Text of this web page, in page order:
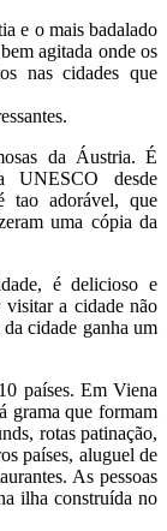
e o mais badalado
agitada onde os
nas cidades que
da Áustria. É
UNESCO desde
tao adorável, que
uma cópia da
é delicioso e
visitar a cidade não
cidade ganha um
países. Em Viena
grama que formam
rotas patinação,
países, aluguel de
As pessoas
ilha construída no